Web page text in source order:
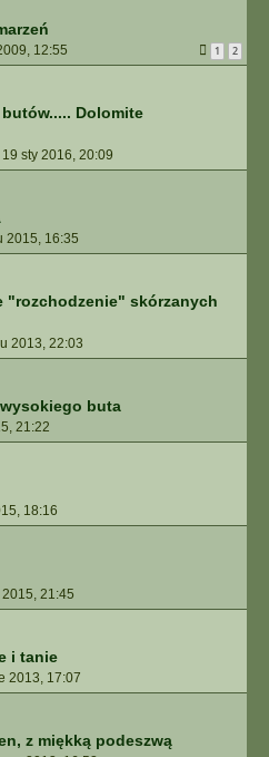
12:55 1 2
Dolomite
19 sty 2016, 20:09
2015, 16:35
"rozchodzenie" skórzanych
2013, 22:03
buta
21:22
18:16
21:45
i tanie
2013, 17:07
z miękką podeszwą